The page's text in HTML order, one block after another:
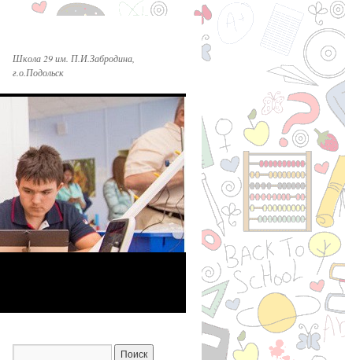
Школа 29 им. П.И.Забродина,
г.о.Подольск